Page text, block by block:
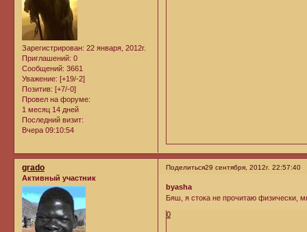
Зарегистрирован: 22 января, 2012г.
Приглашений: 0
Сообщений: 3661
Уважение: [+19/-2]
Позитив: [+7/-0]
Провел на форуме:
1 месяц 14 дней
Последний визит:
Вчера 09:10:54
Поделиться29 сентября, 2012г. 22:57:40
grado
Активный участник
byasha
Бяш, я стока не прочитаю физически,
0